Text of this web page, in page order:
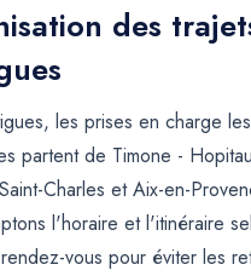
des
les prises en charge
partent de Timone -
Charles et Aix-en-
l'horaire et l'itinéraire
vous pour éviter les